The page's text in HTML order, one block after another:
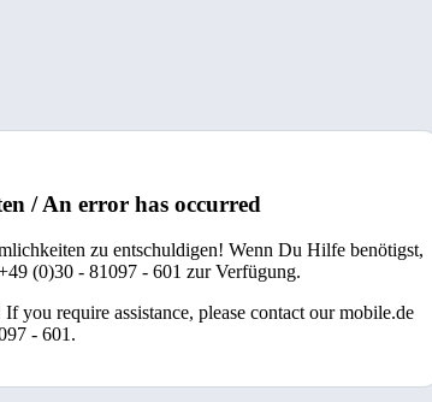
/ An error has occurred
zu entschuldigen! Wenn Du Hilfe benötigst,
(0)30 - 81097 - 601 zur Verfügung.
you require assistance, please contact our mobile.de
- 601.